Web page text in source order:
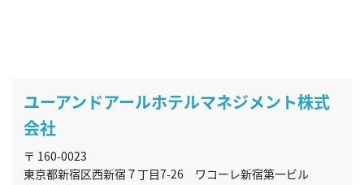
ユーアンドアールホテルマネジメント株式
会社
〒 160-0023
東京都新宿区西新宿７丁目7-26 ワコーレ新宿第一ビル